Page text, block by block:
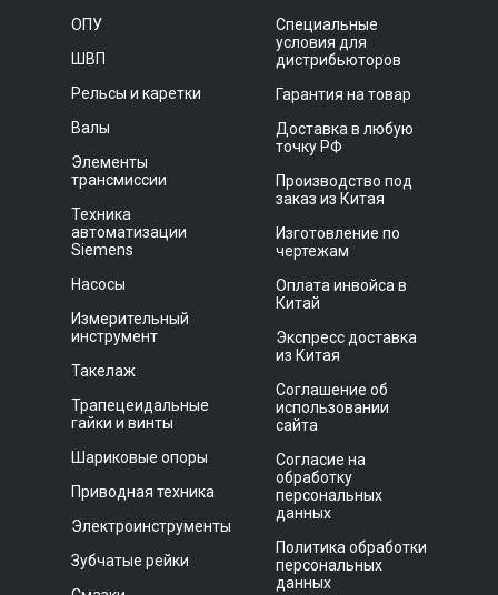
ОПУ
ШВП
Рельсы и каретки
Валы
Элементы
трансмиссии
Техника
автоматизации
Siemens
Насосы
Измерительный
инструмент
Такелаж
Трапецеидальные
гайки и винты
Шариковые опоры
Приводная техника
Электроинструменты
Зубчатые рейки
Специальные
условия для
дистрибьюторов
Гарантия на товар
Доставка в любую
точку РФ
Производство под
заказ из Китая
Изготовление по
чертежам
Оплата инвойса в
Китай
Экспресс доставка
из Китая
Соглашение об
использовании
сайта
Согласие на
обработку
персональных
данных
Политика обработки
персональных
данных